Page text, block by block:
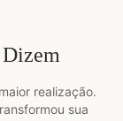
Dizem
realização.
sua